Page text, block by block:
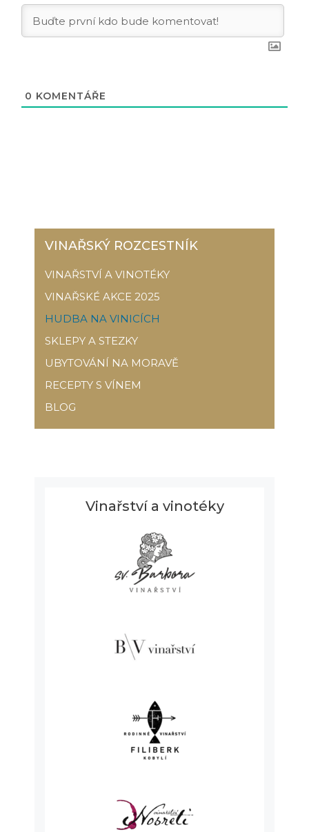
0 KOMENTÁŘE
VINAŘSKÝ ROZCESTNÍK
VINAŘSTVÍ A VINOTÉKY
VINAŘSKÉ AKCE 2025
HUDBA NA VINICÍCH
SKLEPY A STEZKY
UBYTOVÁNÍ NA MORAVĚ
RECEPTY S VÍNEM
BLOG
Vinařství a vinotéky